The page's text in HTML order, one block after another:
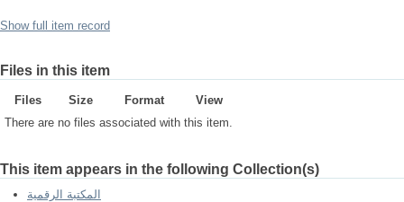
Show full item record
Files in this item
Files Size Format
View
There are no files associated with this item.
This item appears in the following Collection(s)
المكتبة الرقمية